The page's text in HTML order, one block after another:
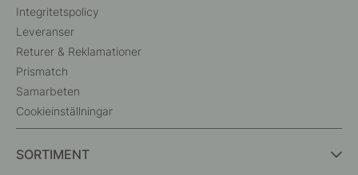
Integritetspolicy
Leveranser
Returer & Reklamationer
Prismatch
Samarbeten
Cookieinställningar
SORTIMENT